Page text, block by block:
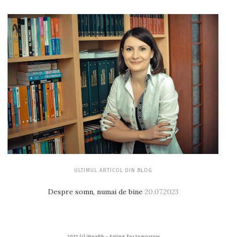
ULTIMUL ARTICOL DIN BLOG
Despre somn, numai de bine 20.07.2023